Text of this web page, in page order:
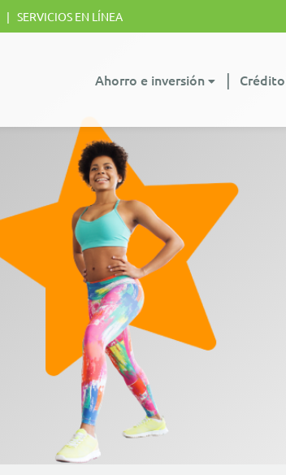
SERVICIOS EN LÍNEA
Ahorro e inversión Crédito